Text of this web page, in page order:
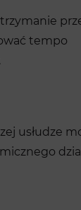
tempo
usłudze